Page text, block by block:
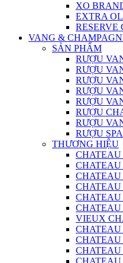
XO
EXTRA
RESERVE
VANG &
SẢN PHẨM
RƯỢU
RƯỢU
RƯỢU
RƯỢU
RƯỢU
RƯỢU
RƯỢU
RƯỢU
THƯƠNG HIỆU
CHATEAU
CHATEAU
VIEUX
CHATEAU
CHATEAU